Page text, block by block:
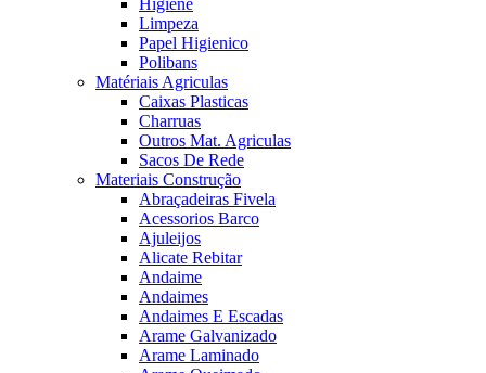
Higiene
Limpeza
Papel Higienico
Polibans
Matériais Agriculas
Caixas Plasticas
Charruas
Outros Mat. Agriculas
Sacos De Rede
Materiais Construção
Abraçadeiras Fivela
Acessorios Barco
Ajuleijos
Alicate Rebitar
Andaime
Andaimes
Andaimes E Escadas
Arame Galvanizado
Arame Laminado